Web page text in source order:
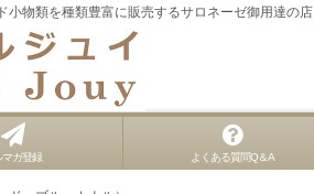
小物類を種類豊富に販売するサロネーゼ御用達の店
マガ登録 よくある質問Q＆A